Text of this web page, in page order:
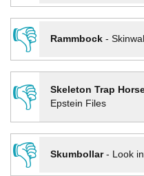
👎
Rammbock-
👎
Skeleton Trap
Epstein Files
👎
Skumbollar- Look